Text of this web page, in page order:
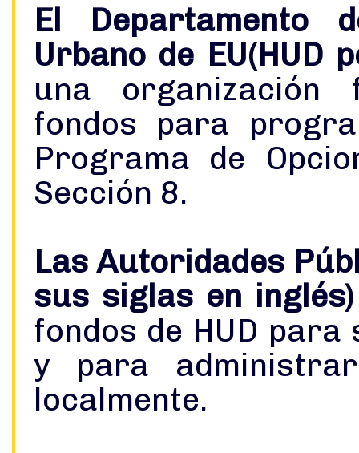
El Departamento
Urbano de EU(HUD
una organización
fondos para
Programa de
Sección 8.
Las Autoridades
sus siglas en inglés)
fondos de HUD
y para
localmente.